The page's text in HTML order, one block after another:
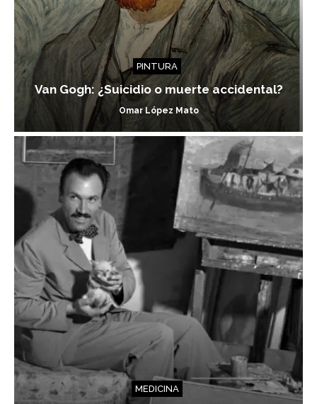
PINTURA
Van Gogh: ¿Suicidio o muerte accidental?
Omar López Mato
MEDICINA